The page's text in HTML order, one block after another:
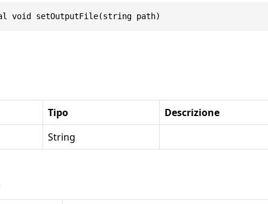
void setOutputFile(string path)
Tipo
Descrizione
String